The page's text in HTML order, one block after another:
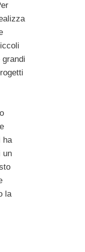
grandi
ha
un
la